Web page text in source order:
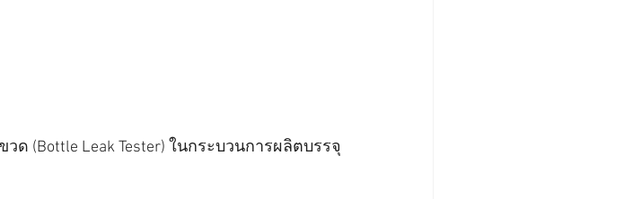
(Bottle Leak Tester) ในกระบวนการผลิตบรรจุ